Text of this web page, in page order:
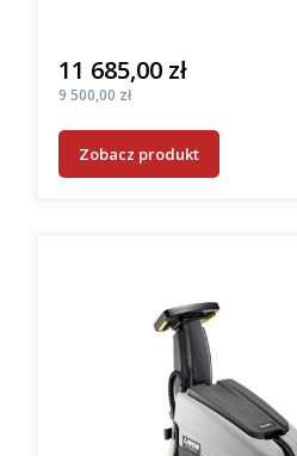
Cena
11 685,00 zł
Cena
9 500,00 zł
Zobacz produkt